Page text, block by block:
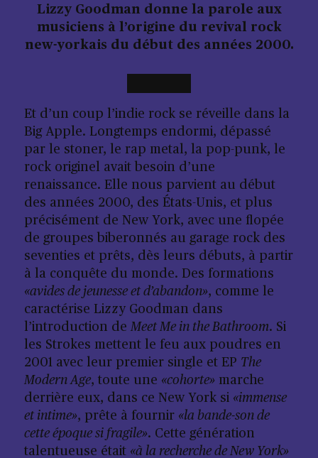
Lizzy Goodman donne la parole aux
musiciens à l’origine du revival rock
new-yorkais du début des années 2000.
Et d’un coup l’indie rock se réveille dans la
Big Apple. Longtemps endormi, dépassé
par le stoner, le rap metal, la pop-punk, le
rock originel avait besoin d’une
renaissance. Elle nous parvient au début
des années 2000, des États-Unis, et plus
précisément de New York, avec une flopée
de groupes biberonnés au garage rock des
seventies et prêts, dès leurs débuts, à partir
à la conquête du monde. Des formations
«avides de jeunesse et d’abandon», comme le
caractérise Lizzy Goodman dans
l’introduction de Meet Me in the Bathroom. Si
les Strokes mettent le feu aux poudres en
2001 avec leur premier single et EP The
Modern Age, toute une «cohorte» marche
derrière eux, dans ce New York si «immense
et intime», prête à fournir «la bande-son de
cette époque si fragile». Cette génération
talentueuse était «à la recherche de New York»